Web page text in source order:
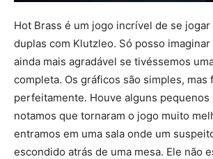
Hot Brass é um jogo incrível de se
duplas com Klutzleo. Só posso
ainda mais agradável se tivéssemos
completa. Os gráficos são simples, mas
perfeitamente. Houve alguns pequenos
notamos que tornaram o jogo muito
entramos em uma sala onde um
escondido atrás de uma mesa. Ele não